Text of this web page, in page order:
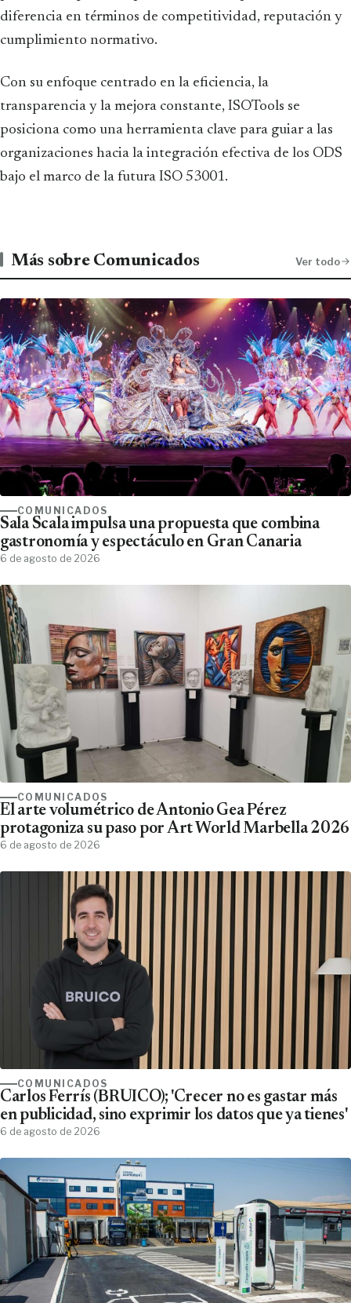
diferencia en términos de competitividad, reputación y
cumplimiento normativo.
Con su enfoque centrado en la eficiencia, la
transparencia y la mejora constante, ISOTools se
posiciona como una herramienta clave para guiar a las
organizaciones hacia la integración efectiva de los ODS
bajo el marco de la futura ISO 53001.
Más sobre Comunicados Ver todo
COMUNICADOS
Sala Scala impulsa una propuesta que combina
gastronomía y espectáculo en Gran Canaria
6 de agosto de 2026
COMUNICADOS
El arte volumétrico de Antonio Gea Pérez
protagoniza su paso por Art World Marbella 2026
6 de agosto de 2026
COMUNICADOS
Carlos Ferrís (BRUICO); 'Crecer no es gastar más
en publicidad, sino exprimir los datos que ya tienes'
6 de agosto de 2026